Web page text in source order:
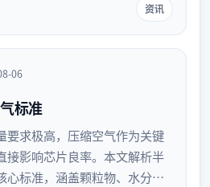
资讯
06
标准
要求极高，压缩空气作为关键
接影响芯片良率。本文解析半
心标准，涵盖颗粒物、水分及